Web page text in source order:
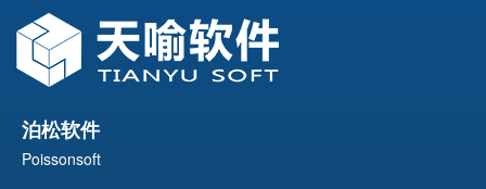
泊松软件
Poissonsoft